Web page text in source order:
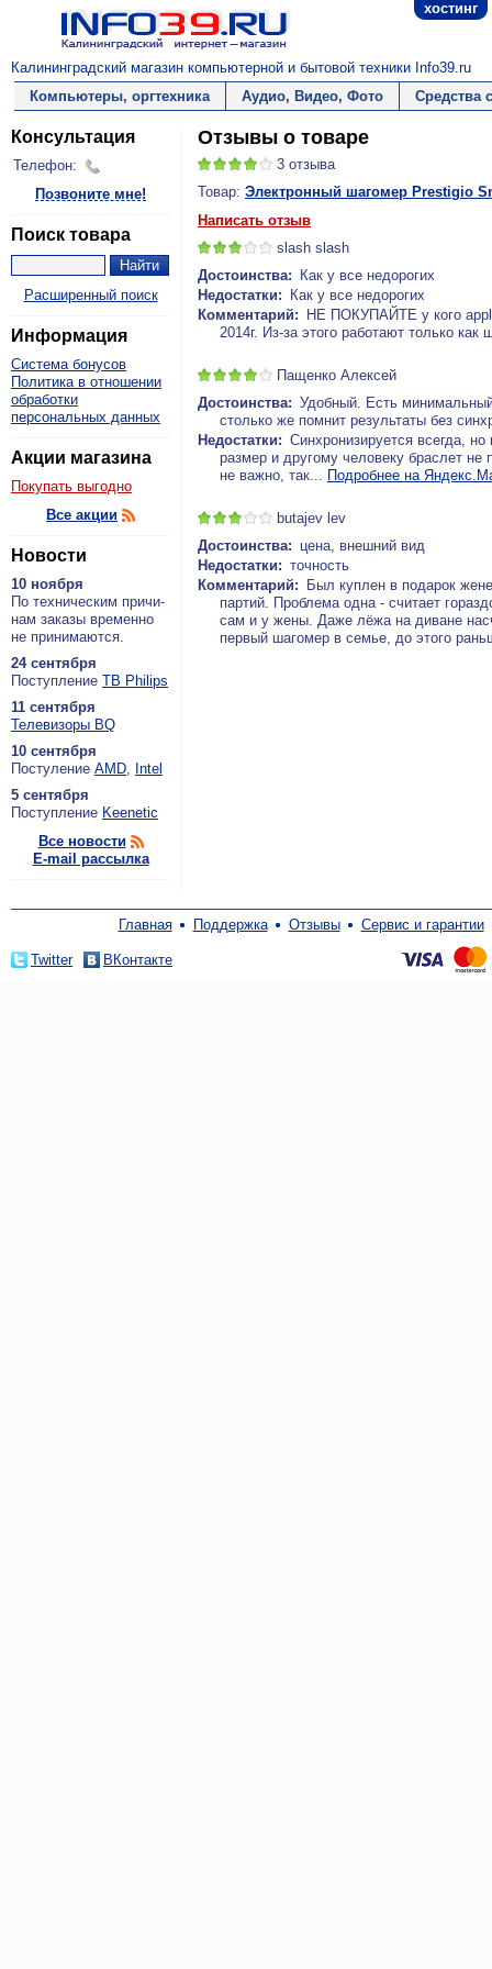
хостинг
Калининградский магазин компьютерной и бытовой техники Info39.ru
Компьютеры, оргтехника
Аудио, Видео, Фото Средства
Консультация
Телефон:
Позвоните мне!
Поиск товара
Расширенный поиск
Информация
Система бонусов
Политика в отношении
обработки
персональных данных
Акции магазина
Покупать выгодно
Все акции
Новости
10 ноября
По тех­ни­че­ским при­чи­
нам за­ка­зы вре­мен­но
не при­ни­ма­ют­ся.
24 сентября
По­ступ­ле­ние ТВ Philips
11 сентября
Теле­ви­зо­ры BQ
10 сентября
По­сту­ле­ние AMD, Intel
5 сентября
По­ступ­ле­ние Keenetic
Все новости
E-mail рассылка
Отзывы о товаре
3 отзыва
Товар: Электронный шагомер Prestigio
Написать отзыв
slash slash
Достоинства:
Как у все недорогих
Недостатки:
Как у все недорогих
Комментарий:
НЕ ПОКУПАЙТЕ у кого
2014г. Из-за этого работают только
Пащенко Алексей
Достоинства: Удобный. Есть
столько же помнит результаты без
Недостатки: Синхронизируется всегда,
размер и другому человеку браслет
не важно, так... Подробнее на
butajev lev
Достоинства: цена, внешний вид
Недостатки: точность
Комментарий:
Был куплен в подарок
партий. Проблема одна - считает
сам и у жены. Даже лёжа на диване
первый шагомер в семье, до этого
Главная Поддержка Отзывы Сервис и гарантии
Twitter ВКонтакте